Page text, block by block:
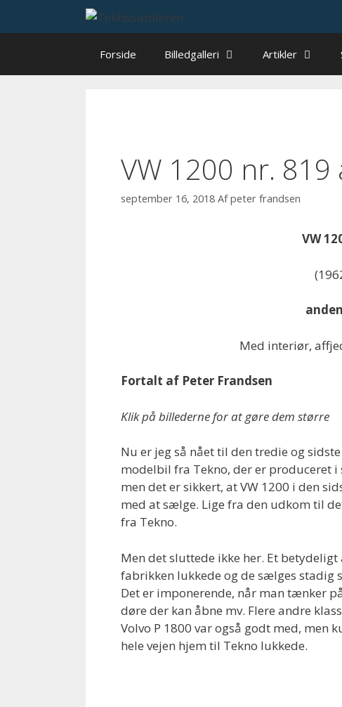
Forside Billedgalleri Artikler
VW 1200 nr. 819
september 16, 2018 Afpeter frandsen
VW
Med interiør,
Fortalt af Peter Frandsen
Klik på billederne for at gøre dem større
Nu er jeg så nået til den tredie og
modelbil fra Tekno, der er produceret i
men det er sikkert, at VW 1200 i den
med at sælge. Lige fra den udkom til
fra Tekno.
Men det sluttede ikke her. Et
fabrikken lukkede og de sælges
Det er imponerende, når man tænker
døre der kan åbne mv. Flere andre
Volvo P 1800 var også godt med, men
hele vejen hjem til Tekno lukkede.